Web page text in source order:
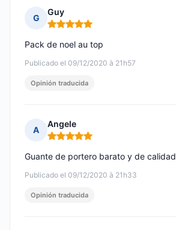
G
Guy
Nota: 5 de 5
Publicado el 09/12/2020 à 21h57
Pack de noel au top
Opinión traducida
A
Angele
Nota: 5 de 5
Publicado el 09/12/2020 à 21h33
Guante de portero barato y de calidad
Opinión traducida